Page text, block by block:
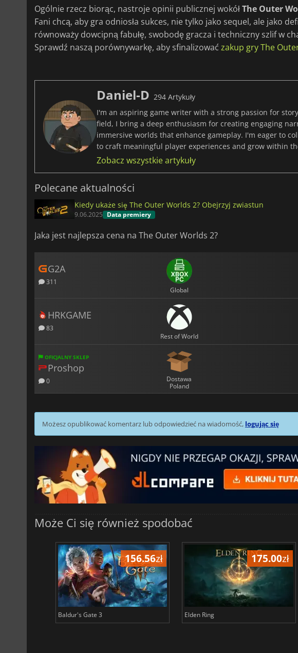
Ogólnie rzecz biorąc, nastroje opinii publicznej wokółThe Outer
Fani chcą, aby gra odniosła sukces, nie tylko jako sequel, ale jako
równoważy dowcipną fabułę, swobodę gracza i techniczny szlif w
Sprawdź naszą porównywarkę, aby sfinalizować zakup gry The
Daniel-D 294 Artykuły
I'm an aspiring game writer with a strong passion for
field, I bring a deep enthusiasm for creating engaging
immersive worlds that enhance gameplay. I'm eager to
to craft meaningful player experiences and grow within
Zobacz wszystkie artykuły
Polecane aktualności
Kiedy ukaże się The Outer Worlds 2? Obejrzyj zwiastun
9.06.2025 Data premiery
Jaka jest najlepsza cena na The Outer Worlds 2?
G2A
311
Global
HRKGAME
83
Rest of World
OFICJALNY SKLEP
Proshop
0
Dostawa
Poland
Możesz opublikować komentarz lub odpowiedzieć na wiadomość, logując się
Może Ci się również spodobać
156.56zł
Baldur's Gate 3
175.00zł
Elden Ring